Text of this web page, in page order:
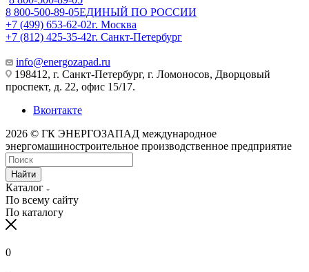
8 800-500-89-05ЕДИНЫЙ ПО РОССИИ
+7 (499) 653-62-02г. Москва
+7 (812) 425-35-42г. Санкт-Петербург
info@energozapad.ru
198412, г. Санкт-Петербург, г. Ломоносов, Дворцовый
проспект, д. 22, офис 15/17.
Вконтакте
2026 © ГК ЭНЕРГОЗАПАД международное
энергомашиностроительное производственное предприятие
Найти
Каталог
По всему сайту
По каталогу
0